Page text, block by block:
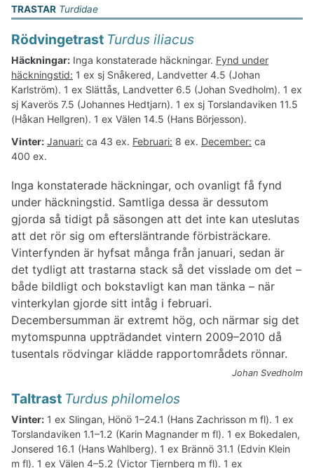
TRASTAR Turdidae
Rödvingetrast Turdus iliacus
Häckningar: Inga konstaterade häckningar. Fynd under
häckningstid: 1 ex sj Snåkered, Landvetter 4.5 (Johan
Karlström). 1 ex Slättås, Landvetter 6.5 (Johan Svedholm). 1 ex
sj Kaverös 7.5 (Johannes Hedtjarn). 1 ex sj Torslandaviken 11.5
(Håkan Hellgren). 1 ex Välen 14.5 (Hans Börjesson).
Vinter: Januari: ca 43 ex. Februari: 8 ex. December: ca
400 ex.
Inga konstaterade häckningar, och ovanligt få fynd
under häckningstid. Samtliga dessa är dessutom
gjorda så tidigt på säsongen att det inte kan uteslutas
att det rör sig om eftersläntrande förbisträckare.
Vinterfynden är hyfsat många från januari, sedan är
det tydligt att trastarna stack så det visslade om det –
både bildligt och bokstavligt kan man tänka – när
vinterkylan gjorde sitt intåg i februari.
Decembersumman är extremt hög, och närmar sig det
mytomspunna uppträdandet vintern 2009–2010 då
tusentals rödvingar klädde rapportområdets rönnar.
Johan Svedholm
Taltrast Turdus philomelos
Vinter: 1 ex Slingan, Hönö 1–24.1 (Hans Zachrisson m fl). 1 ex
Torslandaviken 1.1–1.2 (Karin Magnander m fl). 1 ex Bokedalen,
Jonsered 16.1 (Hans Wahlberg). 1 ex Brännö 31.1 (Edvin Klein
m fl). 1 ex Välen 4–5.2 (Victor Tjernberg m fl). 1 ex